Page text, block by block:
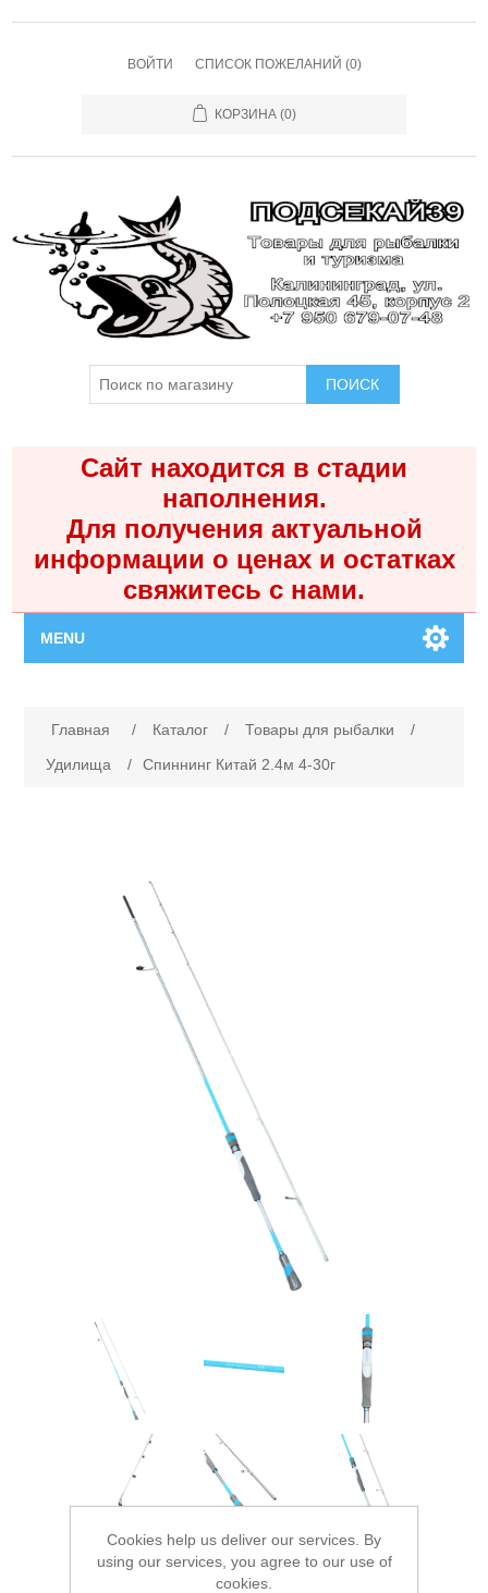
ВОЙТИ СПИСОК ПОЖЕЛАНИЙ (0)
КОРЗИНА (0)
ПОИСК
Сайт находится в стадии
наполнения.
Для получения актуальной
информации о ценах и остатках
свяжитесь с нами.
MENU
Каталог
Товары для рыбалки
Личный кабинет
Главная / Каталог / Товары для рыбалки
/
Удилища
/ Спиннинг Китай 2.4м 4-30г
Cookies help us deliver our services. By
using our services, you agree to our use of
cookies.